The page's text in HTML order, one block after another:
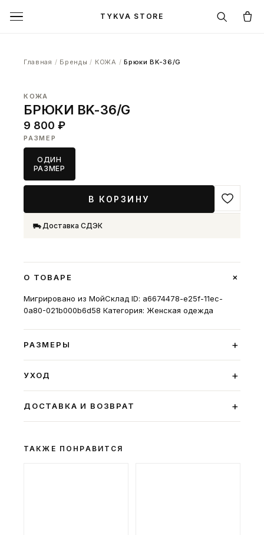
TYKVA STORE
Главная / Бренды / КОЖА / Брюки BK-36/G
КОЖА
БРЮКИ BK-36/G
9 800 ₽
РАЗМЕР
ОДИН
РАЗМЕР
В КОРЗИНУ
Доставка СДЭК
О ТОВАРЕ +
Мигрировано из МойСклад ID: a6674478-e25f-11ec-
0a80-021b000b6d58 Категория: Женская одежда
РАЗМЕРЫ +
УХОД +
ДОСТАВКА И ВОЗВРАТ +
ТАКЖЕ ПОНРАВИТСЯ